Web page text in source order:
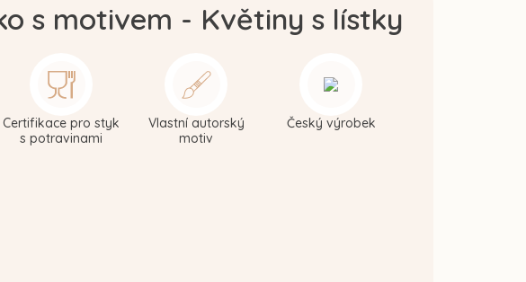
s motivem - Květiny s lístky
Certifikace pro styk
s potravinami
Vlastní autorský
motiv
Český výrobek